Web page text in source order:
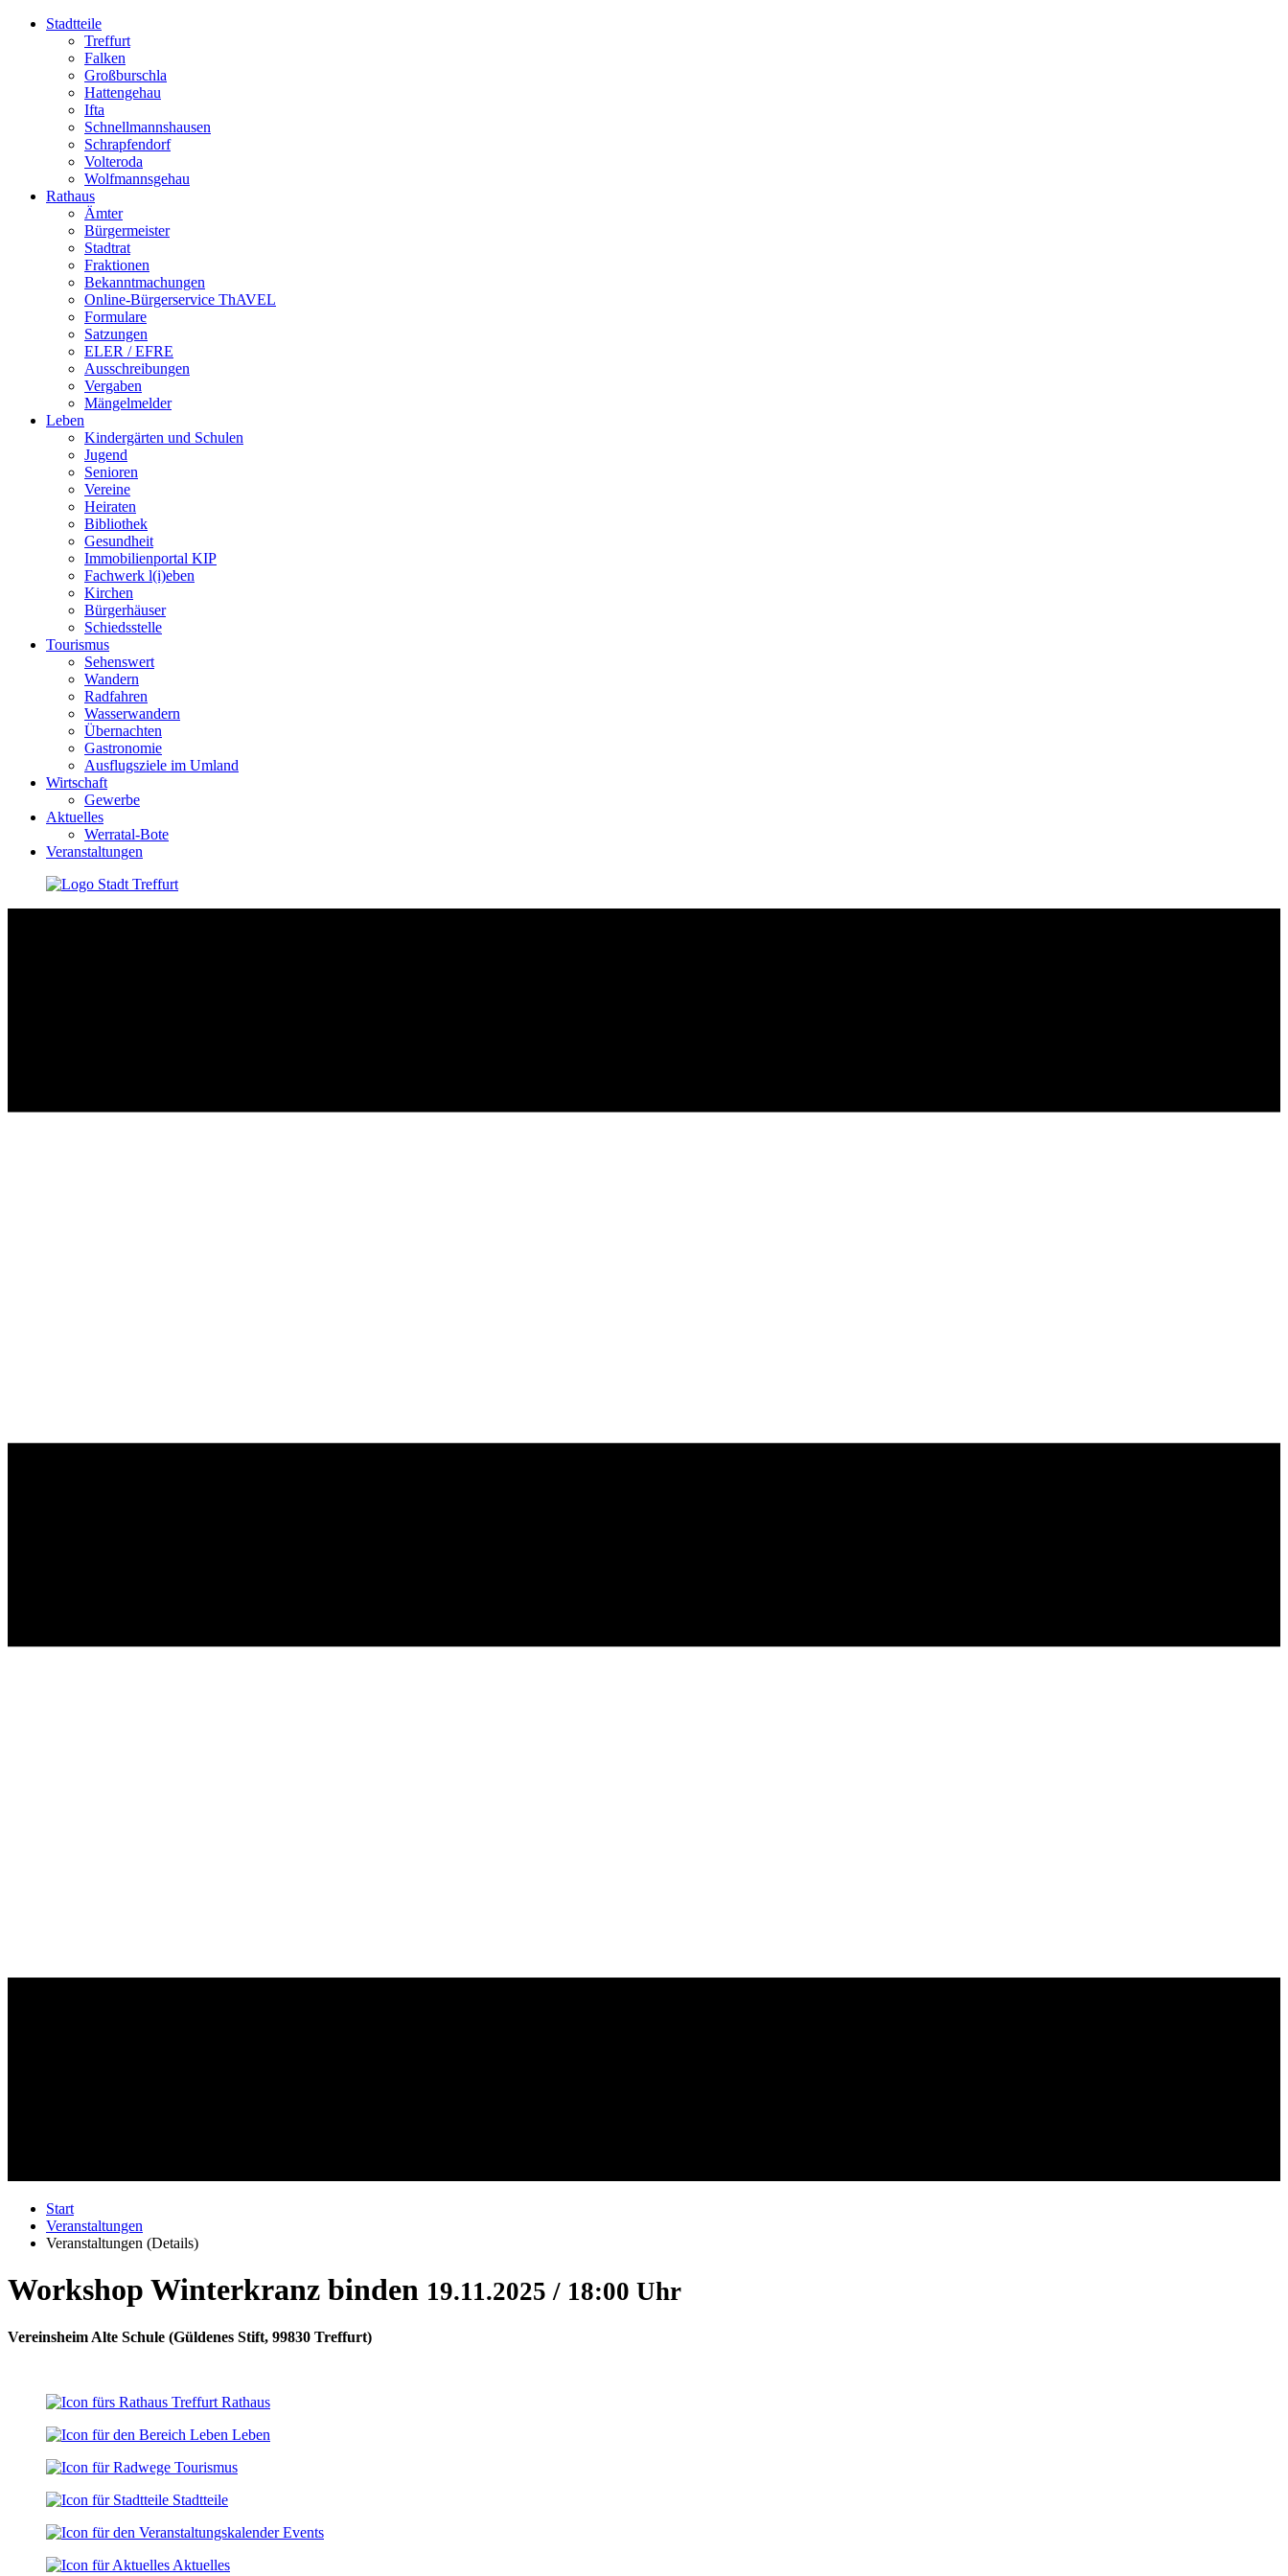
Stadtteile
Treffurt
Falken
Großburschla
Hattengehau
Ifta
Schnellmannshausen
Schrapfendorf
Volteroda
Wolfmannsgehau
Rathaus
Ämter
Bürgermeister
Stadtrat
Fraktionen
Bekanntmachungen
Online-Bürgerservice ThAVEL
Formulare
Satzungen
ELER / EFRE
Ausschreibungen
Vergaben
Mängelmelder
Leben
Kindergärten und Schulen
Jugend
Senioren
Vereine
Heiraten
Bibliothek
Gesundheit
Immobilienportal KIP
Fachwerk l(i)eben
Kirchen
Bürgerhäuser
Schiedsstelle
Tourismus
Sehenswert
Wandern
Radfahren
Wasserwandern
Übernachten
Gastronomie
Ausflugsziele im Umland
Wirtschaft
Gewerbe
Aktuelles
Werratal-Bote
Veranstaltungen
Start
Veranstaltungen
Veranstaltungen (Details)
Workshop Winterkranz binden 19.11.2025 / 18:00 Uhr
Vereinsheim Alte Schule (Güldenes Stift, 99830 Treffurt)
Rathaus
Leben
Tourismus
Stadtteile
Events
Aktuelles